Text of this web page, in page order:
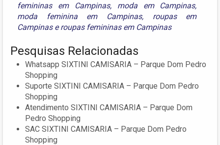
femininas em Campinas, moda em Campinas,
moda feminina em Campinas, roupas em
Campinaseroupas femininas em Campinas
Pesquisas Relacionadas
Whatsapp SIXTINI CAMISARIA – Parque Dom Pedro
Shopping
Suporte SIXTINI CAMISARIA – Parque Dom Pedro
Shopping
Atendimento SIXTINI CAMISARIA – Parque Dom
Pedro Shopping
SAC SIXTINI CAMISARIA – Parque Dom Pedro
Shopping